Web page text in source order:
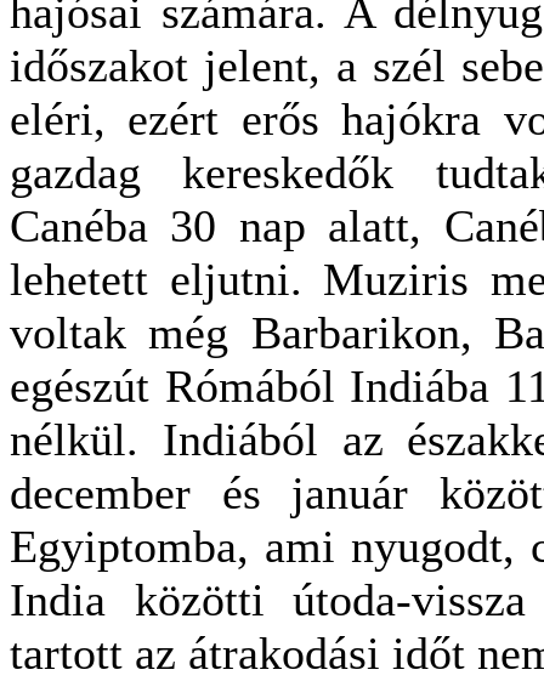
hajósai számára. A
időszakot jelent, a szél
eléri, ezért erős hajókra
gazdag kereskedők
Canéba 30 nap alatt,
lehetett eljutni. Muziris
voltak még Barbarikon,
egészút Rómából Indiába
nélkül. Indiából az
december és január
Egyiptomba, ami nyugodt,
India közötti útoda-
tartott az átrakodási időt